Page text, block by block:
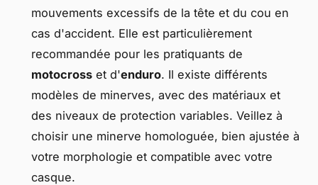
mouvements excessifs de la tête et du cou en
cas d'accident. Elle est particulièrement
recommandée pour les pratiquants de
motocross et d'enduro. Il existe différents
modèles de minerves, avec des matériaux et
des niveaux de protection variables. Veillez à
choisir une minerve homologuée, bien ajustée à
votre morphologie et compatible avec votre
casque.